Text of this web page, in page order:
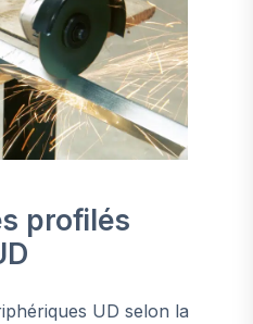
profilés
UD selon la